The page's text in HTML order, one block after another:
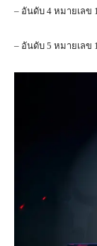
– อันดับ 4 หมายเลข
– อันดับ 5 หมายเลข